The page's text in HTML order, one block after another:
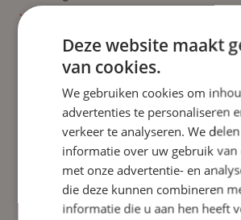
Lid Raad van Commissarissen- HW
Sluitingsdatum:27-10-2025
Voorzitter Raad van Toezicht - Stichting
Lid Raad van Commissarissen -
19-10-2025
Voorzitter Raad van Toezicht -
Limburg - Sluitingsdatum:19-10-2025
Voorzitter Raad van Toezicht -
Limburg - Sluitingsdatum:19-10-2025
Deze website maakt
van cookies.
We gebruiken cookies om
advertenties te personaliseren
verkeer te analyseren. We
informatie over uw gebruik van
met onze advertentie- en
die deze kunnen combineren
informatie die u aan hen heeft